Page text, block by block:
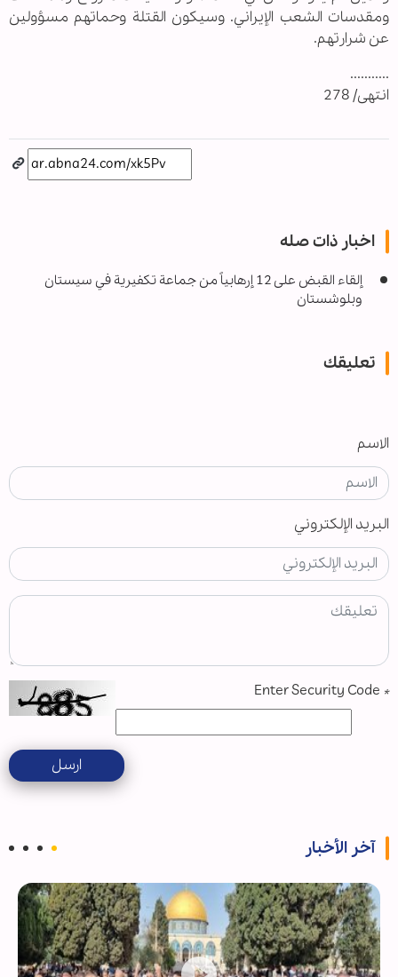
ومقدسات الشعب الإيراني. وسيكون القتلة وحماتهم مسؤولين
عن شرارتهم.
...........
انتهى/ 278
اخبار ذات صله
إلقاء القبض علی 12 إرهابياً من جماعة تكفيرية في سيستان
وبلوشستان
تعليقك
الاسم
البريد الإلكتروني
*
ارسل
آخر الأخبار